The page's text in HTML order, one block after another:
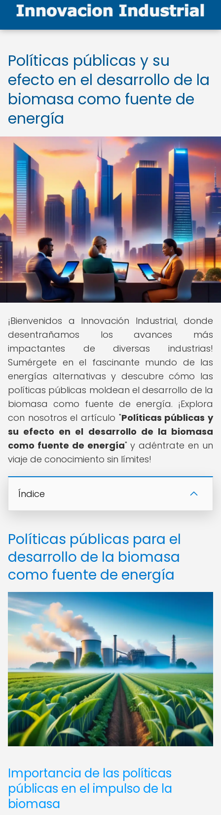
Políticas públicas y su
efecto en el desarrollo de la
biomasa como fuente de
energía
¡Bienvenidos a Innovación Industrial, donde
desentrañamos los avances más
impactantes de diversas industrias!
Sumérgete en el fascinante mundo de las
energías alternativas y descubre cómo las
políticas públicas moldean el desarrollo de la
biomasa como fuente de energía. ¡Explora
con nosotros el artículo "Políticas públicas y
su efecto en el desarrollo de la biomasa
como fuente de energía" y adéntrate en un
viaje de conocimiento sin límites!
Índice
Políticas públicas para el
desarrollo de la biomasa
como fuente de energía
Importancia de las políticas
públicas en el impulso de la
biomasa